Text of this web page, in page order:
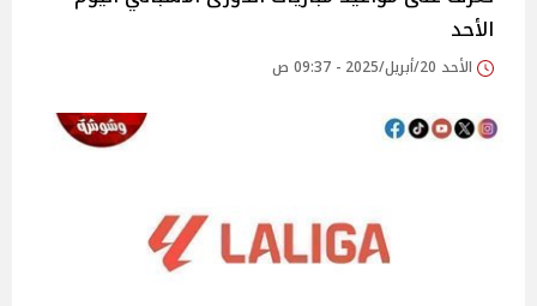
الأحد
الأحد 20/أبريل/2025 - 09:37 ص